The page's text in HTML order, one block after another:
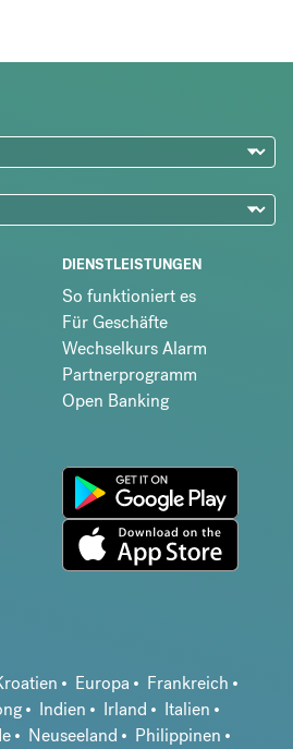
DIENSTLEISTUNGEN
So funktioniert es
Für Geschäfte
Wechselkurs Alarm
Partnerprogramm
Open Banking
Europa
Frankreich
Indien Irland
Italien
Neuseeland
Philippinen